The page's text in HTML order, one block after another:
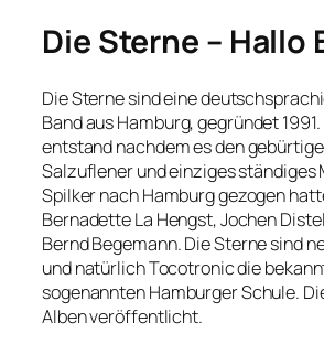
Die Sterne – Hallo
Die Sterne sind eine
Band aus Hamburg, gegründet
entstand nachdem es den
Salzuflener und einziges ständiges
Spilker nach Hamburg gezogen
Bernadette La Hengst, Jochen
Bernd Begemann. Die Sterne sind
und natürlich Tocotronic die
sogenannten Hamburger Schule.
Alben veröffentlicht.